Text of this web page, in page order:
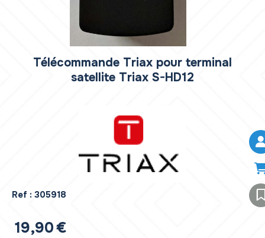
Télécommande Triax pour terminal
satellite Triax S-HD12
Ref : 305918
19,90€